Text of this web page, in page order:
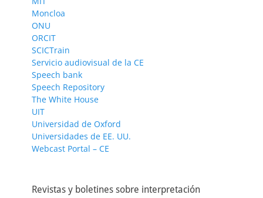
Moncloa
ONU
ORCIT
SCICTrain
Servicio audiovisual de la CE
Speech bank
Speech Repository
The White House
UIT
Universidad de Oxford
Universidades de EE. UU.
Webcast Portal – CE
Revistas y boletines sobre interpretación